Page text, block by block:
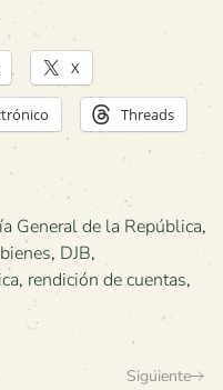
X
Threads
General de la República,
, DJB,
, rendición de cuentas,
Siguiente